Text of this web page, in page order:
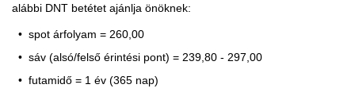
alábbi DNT betétet ajánlja önöknek:
spot árfolyam = 260,00
sáv (alsó/felső érintési pont) = 239,80 - 297,00
futamidő = 1 év (365 nap)